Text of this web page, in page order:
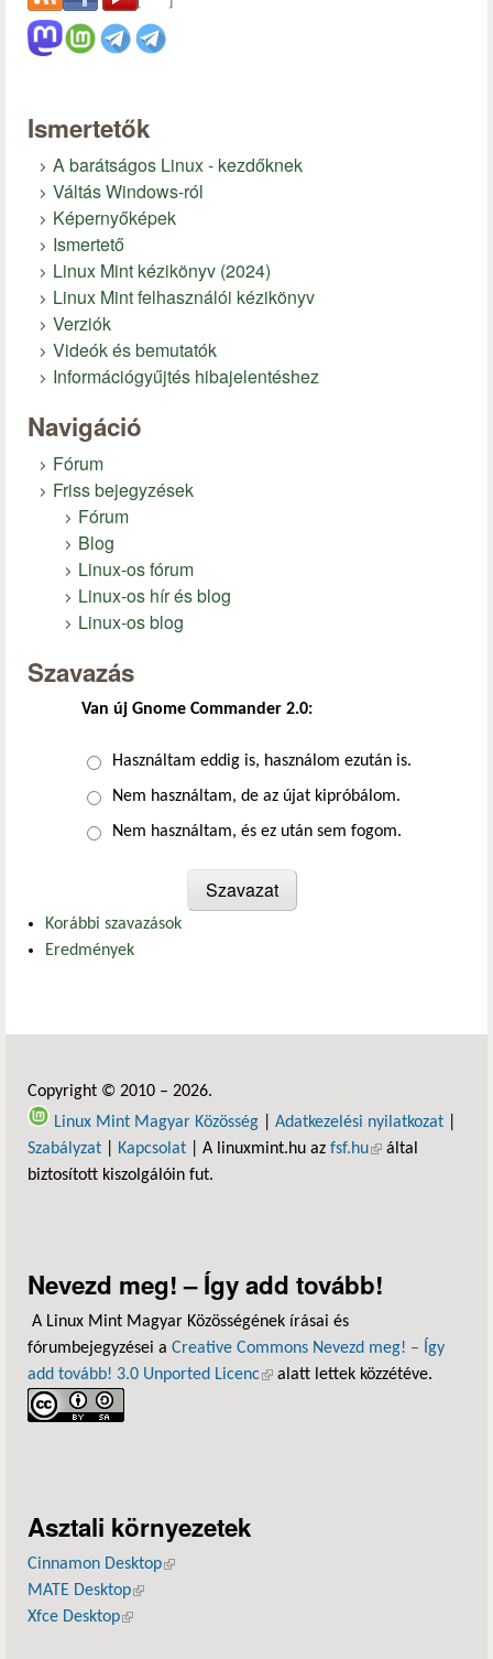
Ismertetők
A barátságos Linux - kezdőknek
Váltás Windows-ról
Képernyőképek
Ismertető
Linux Mint kézikönyv (2024)
Linux Mint felhasználói kézikönyv
Verziók
Videók és bemutatók
Információgyűjtés hibajelentéshez
Navigáció
Fórum
Friss bejegyzések
Fórum
Blog
Linux-os fórum
Linux-os hír és blog
Linux-os blog
Szavazás
Van új Gnome Commander 2.0:
Választások
Használtam eddig is, használom ezután is.
Nem használtam, de az újat kipróbálom.
Nem használtam, és ez után sem fogom.
Korábbi szavazások
Eredmények
Copyright © 2010 – 2026.
Linux Mint Magyar Közösség
Adatkezelési nyilatkozat
Szabályzat
Kapcsolat | A linuxmint.hu az fsf.hu(külső hivatkozás)
által
biztosított kiszolgálóin fut.
Nevezd meg! – Így add tovább!
A Linux Mint Magyar Közösségének írásai és
fórumbejegyzései a Creative Commons Nevezd meg! – Így
add tovább! 3.0 Unported Licenc(külső hivatkozás)
alatt lettek közzétéve.
Asztali környezetek
Cinnamon Desktop(külső hivatkozás)
MATE Desktop(külső hivatkozás)
Xfce Desktop(külső hivatkozás)